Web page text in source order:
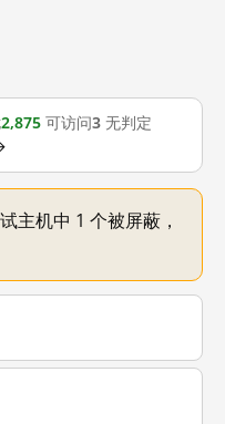
2,875 可访问3 无判定
主机中 1 个被屏蔽，